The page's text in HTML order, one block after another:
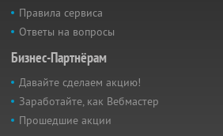
Правила сервиса
Ответы на вопросы
Бизнес-Партнёрам
Давайте сделаем акцию!
Заработайте, как Вебмастер
Прошедшие акции